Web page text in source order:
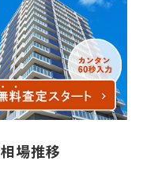
場推移